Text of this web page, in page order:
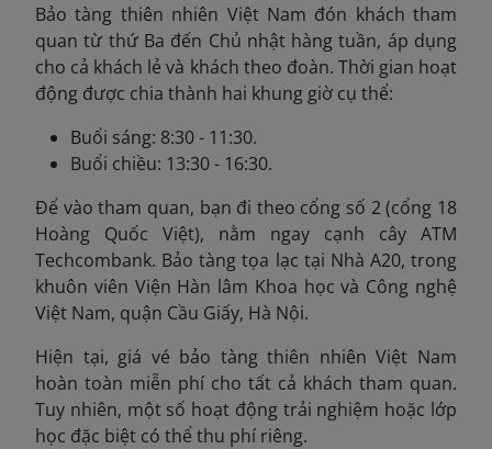
Bảo tàng thiên nhiên Việt Nam đón khách tham
quan từ thứ Ba đến Chủ nhật hàng tuần, áp dụng
cho cả khách lẻ và khách theo đoàn. Thời gian hoạt
động được chia thành hai khung giờ cụ thể:
Buổi sáng: 8:30 - 11:30.
Buổi chiều: 13:30 - 16:30.
Để vào tham quan, bạn đi theo cổng số 2 (cổng 18
Hoàng Quốc Việt), nằm ngay cạnh cây ATM
Techcombank. Bảo tàng tọa lạc tại Nhà A20, trong
khuôn viên Viện Hàn lâm Khoa học và Công nghệ
Việt Nam, quận Cầu Giấy, Hà Nội.
Hiện tại, giá vé bảo tàng thiên nhiên Việt Nam
hoàn toàn miễn phí cho tất cả khách tham quan.
Tuy nhiên, một số hoạt động trải nghiệm hoặc lớp
học đặc biệt có thể thu phí riêng.